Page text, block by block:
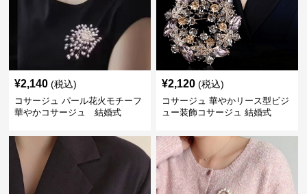
¥2,140 (税込)
コサージュ パール花火モチーフ
華やかコサージュ 結婚式
¥2,120 (税込)
コサージュ 華やかリース型ビジ
ュー装飾コサージュ 結婚式